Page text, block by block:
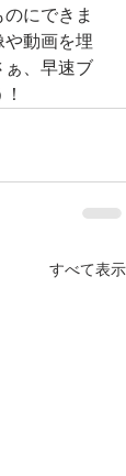
にできま
動画を埋
ぁ、早速ブ
すべて表示